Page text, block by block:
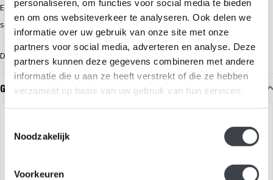
personaliseren, om functies voor social media te bieden
en om ons websiteverkeer te analyseren. Ook delen we
informatie over uw gebruik van onze site met onze
partners voor social media, adverteren en analyse. Deze
partners kunnen deze gegevens combineren met andere
informatie die u aan ze heeft verstrekt of die ze hebben
verzameld op basis van uw gebruik van hun services.
Noodzakelijk
Voorkeuren
Een tijdloos kunstwerk dat generaties met elkaar verbindt en de
schoonheid van het leven op elegante wijze weerspiegelt.
De sculptuur heeft een afmeting van 5-7cm.
Gerelateerde glaskunst